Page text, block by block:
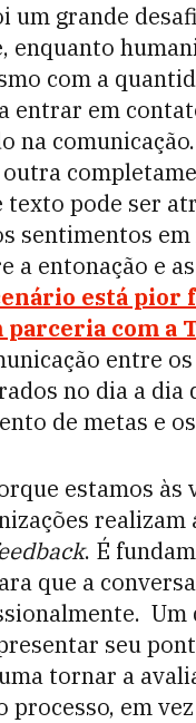
um grande
enquanto
com a
entrar em
na comunicação.
pode ser
sentimentos
a entonação e
está
com a
entre
no dia a dia
de metas e
estamos
realizam
. É
que a
Um
seu
tornar a
em